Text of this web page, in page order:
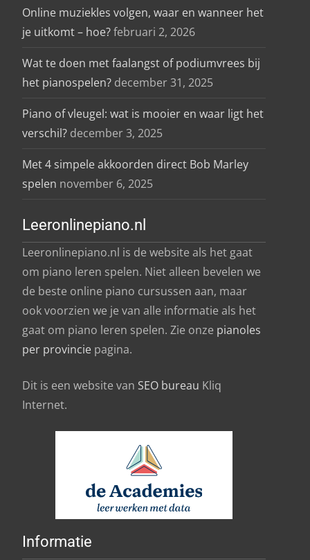
Online muziekles volgen, waar en wanneer het
je uitkomt – hoe?februari 2, 2026
Wat te doen met faalangst of podiumvrees bij
het pianospelen? december 31, 2025
Piano of vleugel: wat is mooier en waar ligt het
verschil? december 3, 2025
Met 4 simpele akkoorden direct Bob Marley
spelen november 6, 2025
Leeronlinepiano.nl
Leeronlinepiano.nl is de website als het gaat
om piano leren spelen. Niet alleen bevelen we
de beste online piano cursussen aan, maar
ook voorzien we je van alle informatie als het
gaat om piano leren spelen. Zie onze pianoles
per provincie pagina.
Dit is een website van SEO bureau Kliq
Internet.
Informatie